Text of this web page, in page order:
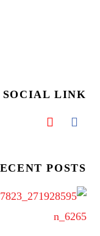
SOCIAL LINK
POSTS